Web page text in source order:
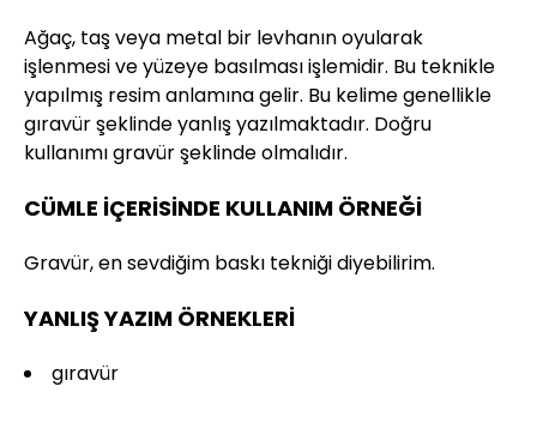
Ağaç, taş veya metal bir levhanın oyularak
işlenmesi ve yüzeye basılması işlemidir. Bu teknikle
yapılmış resim anlamına gelir. Bu kelime genellikle
gıravür şeklinde yanlış yazılmaktadır. Doğru
kullanımı gravür şeklinde olmalıdır.
CÜMLE İÇERİSİNDE KULLANIM ÖRNEĞİ
Gravür, en sevdiğim baskı tekniği diyebilirim.
YANLIŞ YAZIM ÖRNEKLERİ
gıravür